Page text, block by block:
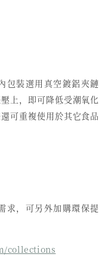
包裝選用真空鍍鋁夾鏈
上，即可降低受潮氧化
可重複使用於其它食品
求，可另外加購環保提
collections